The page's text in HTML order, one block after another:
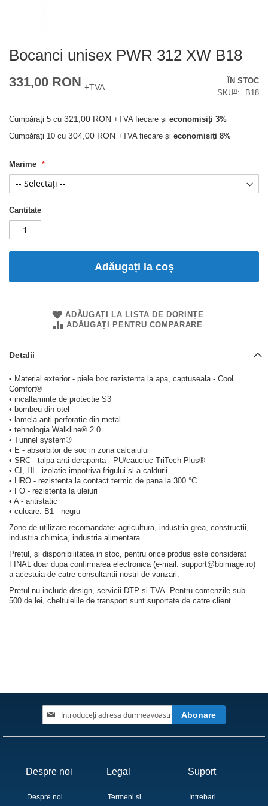
Skip
to
beginning
the
gallery
Bocanci unisex PWR 312 XW B18
331,00 RON +TVA
ÎN STOC
SKU
B18
Cumpărați 5 cu 321,00 RON +TVA fiecare și economisiți 3%
Cumpărați 10 cu 304,00 RON +TVA fiecare și economisiți 8%
Marime
Cantitate
Adăugați la coș
ADĂUGAȚI LA LISTA DE DORINȚE
ADĂUGAȚI PENTRU COMPARARE
Detalii
• Material exterior - piele box rezistenta la apa, captuseala - Cool
Comfort®
• incaltaminte de protectie S3
• bombeu din otel
• lamela anti-perforatie din metal
• tehnologia Walkline® 2.0
• Tunnel system®
• E - absorbitor de soc in zona calcaiului
• SRC - talpa anti-derapanta - PU/cauciuc TriTech Plus®
• CI, HI - izolatie impotriva frigului si a caldurii
• HRO - rezistenta la contact termic de pana la 300 °C
• FO - rezistenta la uleiuri
• A - antistatic
• culoare: B1 - negru
Zone de utilizare recomandate: agricultura, industria grea, constructii,
industria chimica, industria alimentara.
Pretul, și disponibilitatea in stoc, pentru orice produs este considerat
FINAL doar dupa confirmarea electronica (e-mail: support@bbimage.ro)
a acestuia de catre consultantii nostri de vanzari.
Pretul nu include design, servicii DTP si TVA. Pentru comenzile sub
500 de lei, cheltuielile de transport sunt suportate de catre client.
Inscrieți-
vă
Abonare
Despre noi
Despre noi
Legal
Termeni si
Suport
Intrebari